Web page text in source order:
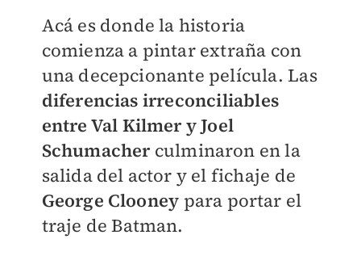
Acá es donde la historia
comienza a pintar extraña con
una decepcionante película. Las
diferencias irreconciliables
entre Val Kilmer y Joel
Schumacherculminaron en la
salida del actor y el fichaje de
George Clooney para portar el
traje de Batman.